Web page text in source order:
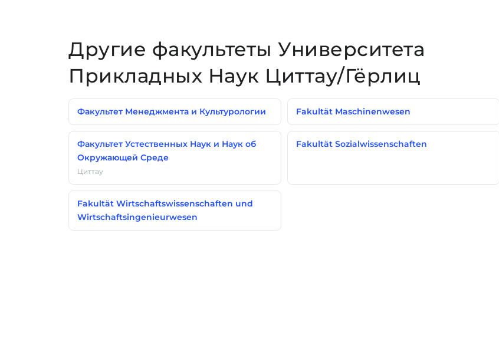
Другие факультеты Университета
Прикладных Наук Циттау/Гёрлиц
Факультет Менеджмента и Культурологии Fakultät Maschinenwesen
Факультет Устественных Наук и Наук об
Окружающей Среде
Циттау
Fakultät Sozialwissenschaften
Fakultät Wirtschaftswissenschaften und
Wirtschaftsingenieurwesen